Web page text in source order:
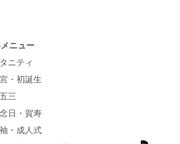
ニュー
ニティ
・初誕生
三
日・賀寿
・成人式